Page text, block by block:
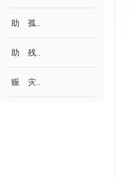
助 孤..
助 残..
赈 灾..